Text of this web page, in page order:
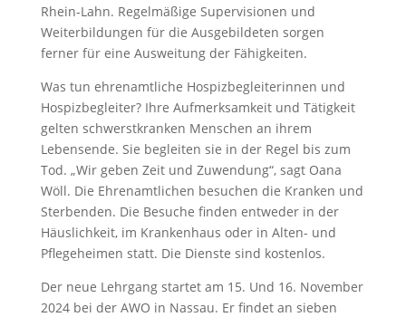
Rhein-Lahn. Regelmäßige Supervisionen und
Weiterbildungen für die Ausgebildeten sorgen
ferner für eine Ausweitung der Fähigkeiten.
Was tun ehrenamtliche Hospizbegleiterinnen und
Hospizbegleiter? Ihre Aufmerksamkeit und Tätigkeit
gelten schwerstkranken Menschen an ihrem
Lebensende. Sie begleiten sie in der Regel bis zum
Tod. „Wir geben Zeit und Zuwendung“, sagt Oana
Wöll. Die Ehrenamtlichen besuchen die Kranken und
Sterbenden. Die Besuche finden entweder in der
Häuslichkeit, im Krankenhaus oder in Alten- und
Pflegeheimen statt. Die Dienste sind kostenlos.
Der neue Lehrgang startet am 15. Und 16. November
2024 bei der AWO in Nassau. Er findet an sieben